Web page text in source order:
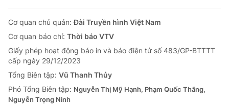
Cơ quan chủ quản:Đài Truyền hình Việt Nam
Cơ quan báo chí: Thời báo VTV
Giấy phép hoạt động báo in và báo điện tử số 483/GP-BTTTT
cấp ngày 29/12/2023
Tổng Biên tập: Vũ Thanh Thủy
Phó Tổng Biên tập: Nguyễn Thị Mỹ Hạnh, Phạm Quốc Thắng,
Nguyễn Trọng Ninh